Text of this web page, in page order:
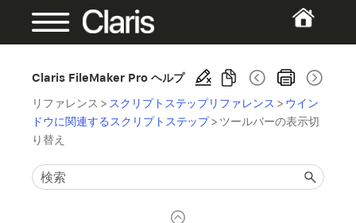
Claris FileMaker Pro ヘルプ
リファレンス > スクリプトステップリファレンス > ウイン
ドウに関連するスクリプトステップ> ツールバーの表示切
り替え